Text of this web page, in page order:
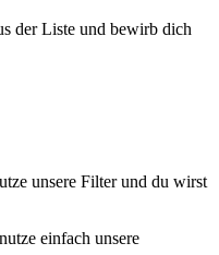
der Liste und bewirb dich
unsere Filter und du wirst
einfach unsere